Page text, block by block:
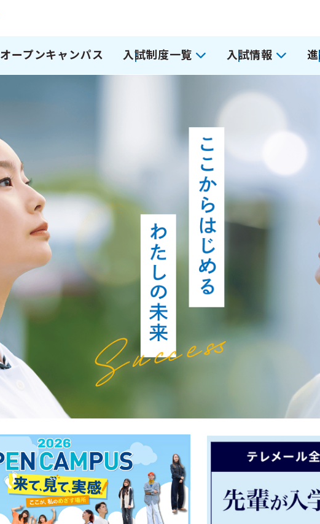
オープンキャンパス 入試制度一覧 入試情報